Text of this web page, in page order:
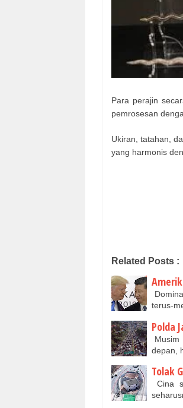
Para perajin
pemrosesan
Ukiran, tatahan,
yang harmonis
Related Posts :
terus-
Polda
Musim
depan,
Tolak
Cina